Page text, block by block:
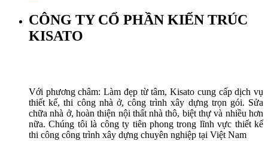
CÔNG TY CỔ PHẦN KIẾN TRÚC
KISATO
Với phương châm: Làm đẹp từ tâm, Kisato cung cấp dịch vụ
thiết kế, thi công nhà ở, công trình xây dựng trọn gói. Sửa
chữa nhà ở, hoàn thiện nội thất nhà thô, biệt thự và nhiều hơn
nữa. Chúng tôi là công ty tiên phong trong lĩnh vực thiết kế
thi công công trình xây dựng chuyên nghiệp tại Việt Nam